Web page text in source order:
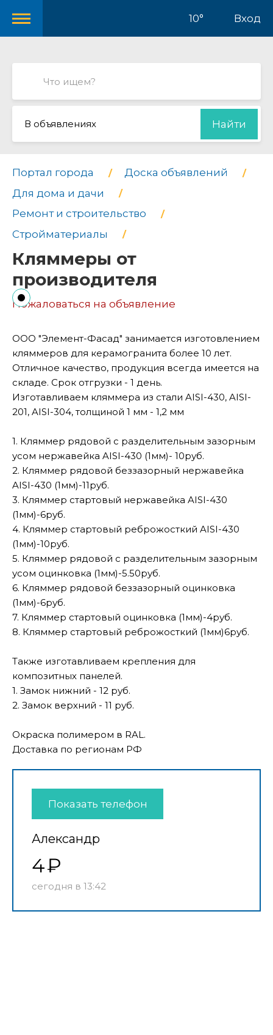
10° Вход
В объявлениях Найти
Портал города
Доска объявлений
Для дома и дачи
Ремонт и строительство
Стройматериалы
Кляммеры от
производителя
Пожаловаться на объявление
ООО "Элемент-Фасад" занимается изготовлением
кляммеров для керамогранита более 10 лет.
Отличное качество, продукция всегда имеется на
складе. Срок отгрузки - 1 день.
Изготавливаем кляммера из стали AISI-430, AISI-
201, AISI-304, толщиной 1 мм - 1,2 мм
1. Кляммер рядовой с разделительным зазорным
усом нержавейка AISI-430 (1мм)- 10руб.
2. Кляммер рядовой беззазорный нержавейка
AISI-430 (1мм)-11руб.
3. Кляммер стартовый нержавейка AISI-430
(1мм)-6руб.
4. Кляммер стартовый реброжосткий AISI-430
(1мм)-10руб.
5. Кляммер рядовой с разделительным зазорным
усом оцинковка (1мм)-5.50руб.
6. Кляммер рядовой беззазорный оцинковка
(1мм)-6руб.
7. Кляммер стартовый оцинковка (1мм)-4руб.
8. Кляммер стартовый реброжосткий (1мм)6руб.
Также изготавливаем крепления для
композитных панелей.
1. Замок нижний - 12 руб.
2. Замок верхний - 11 руб.
Окраска полимером в RAL.
Доставка по регионам РФ
Показать телефон
Александр
4
сегодня в 13:42